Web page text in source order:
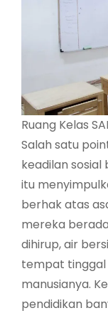
Ruang Kelas
Salah satu
keadilan sosial
itu
berhak atas
mereka
dihirup, air
tempat tinggal
manusianya.
pendidikan